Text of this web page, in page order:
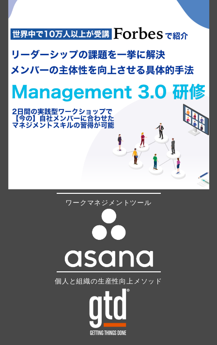
ワークマネジメントツール
個人と組織の生産性向上メソッド